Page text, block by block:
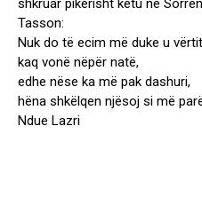
shkruar pikërisht këtu në
Tasson:
Nuk do të ecim më duke u
kaq vonë nëpër natë,
edhe nëse ka më pak dashuri,
hëna shkëlqen njësoj si më
Ndue Lazri